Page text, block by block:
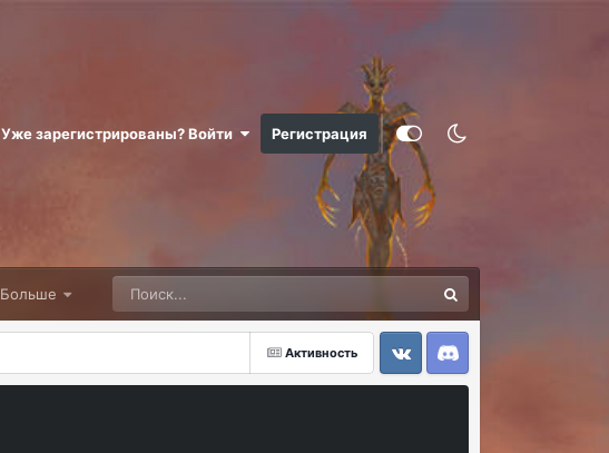
Уже зарегистрированы? Войти Регистрация
Больше
Активность
VK
Discord